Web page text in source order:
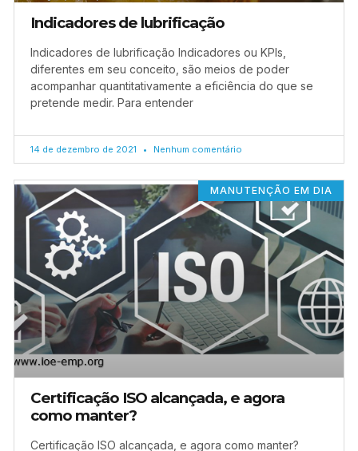
Indicadores de lubrificação
Indicadores de lubrificação Indicadores ou KPIs,
diferentes em seu conceito, são meios de poder
acompanhar quantitativamente a eficiência do que se
pretende medir. Para entender
14 de dezembro de 2021 Nenhum comentário
MANUTENÇÃO EM DIA
Certificação ISO alcançada, e agora
como manter?
Certificação ISO alcançada, e agora como manter?